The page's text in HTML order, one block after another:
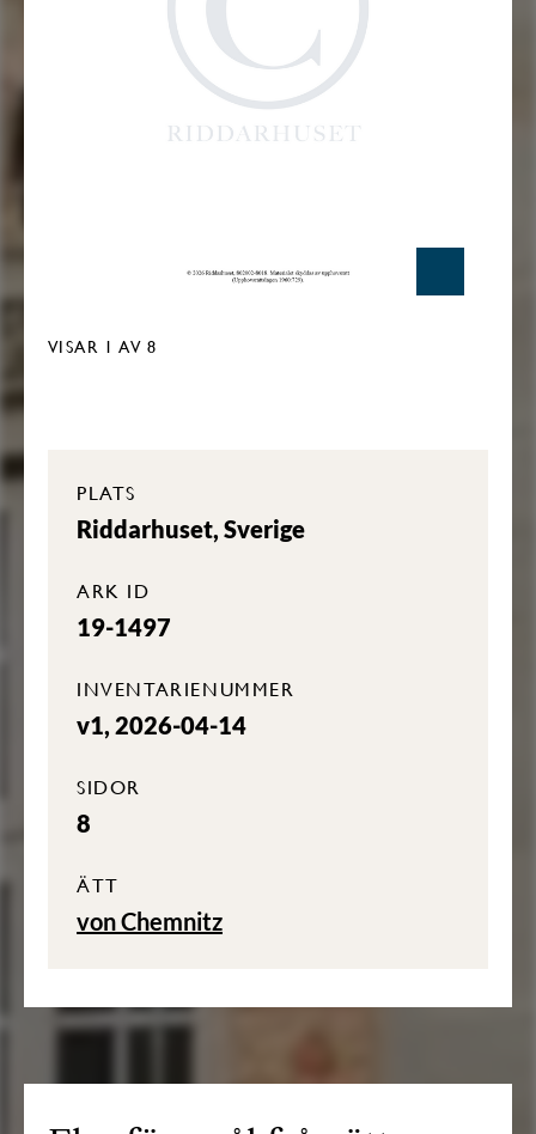
VISAR 1 AV 8
PLATS
Riddarhuset, Sverige
ARK ID
19-1497
INVENTARIENUMMER
v1, 2026-04-14
SIDOR
8
ÄTT
von Chemnitz